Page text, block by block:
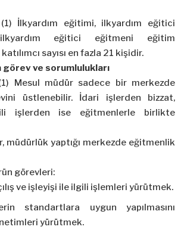
(1) İlkyardım eğitimi, ilkyardım eğitici
eğitici eğitmeni eğitim
sayısı en fazla 21 kişidir.
görev ve sorumlulukları
Mesul müdür sadece bir merkezde
üstlenebilir. İdari işlerden bizzat,
işlerden ise eğitmenlerle birlikte
müdürlük yaptığı merkezde eğitmenlik
görevleri:
ve işleyişi ile ilgili işlemleri yürütmek.
standartlara uygun yapılmasını
yürütmek.